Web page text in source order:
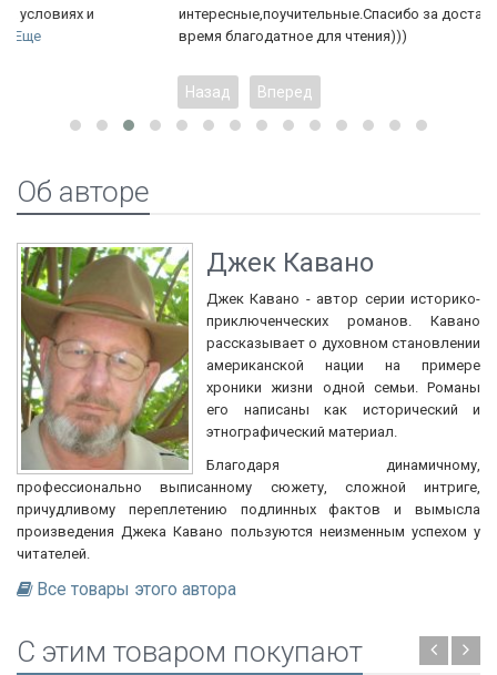
интересные,поучительные.Спасибо за доставку.Теперь будет
время благодатное для чтения)))
Назад Вперед
Об авторе
Джек Кавано
Джек Кавано - автор серии историко-
приключенческих романов. Кавано
рассказывает о духовном становлении
американской нации на примере
хроники жизни одной семьи. Романы
его написаны как исторический и
этнографический материал.
Благодаря динамичному,
профессионально выписанному сюжету, сложной интриге,
причудливому переплетению подлинных фактов и вымысла
произведения Джека Кавано пользуются неизменным успехом у
читателей.
Все товары этого автора
C этим товаром покупают